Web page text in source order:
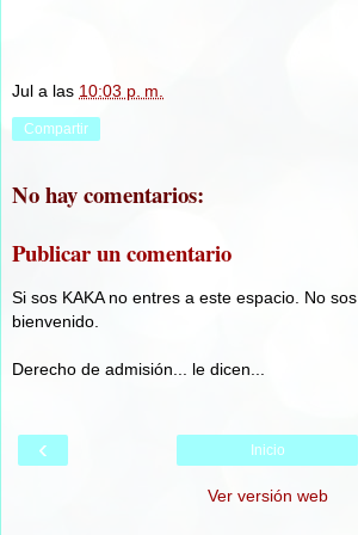
Jul a las 10:03 p. m.
Compartir
No hay comentarios:
Publicar un comentario
Si sos KAKA no entres a este espacio. No sos
bienvenido.
Derecho de admisión... le dicen...
‹ Inicio
Ver versión web